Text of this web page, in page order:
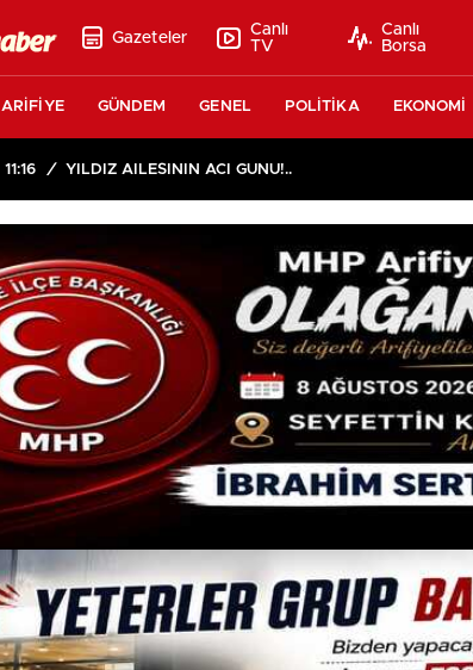
Gazeteler
Canlı
TV
Canlı
Borsa
ARİFİYE GÜNDEM GENEL POLİTİKA EKONOMİ
11:16 / YILDIZ AİLESİNİN ACI GÜNÜ!..